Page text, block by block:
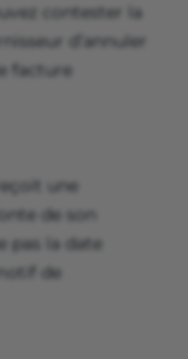
contester la
d’annuler
facture
une
de son
pas la date
de